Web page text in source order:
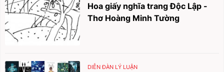
Hoa giấy nghĩa trang Độc Lập -
Thơ Hoàng Minh Tường
DIỄN ĐÀN LÝ LUẬN